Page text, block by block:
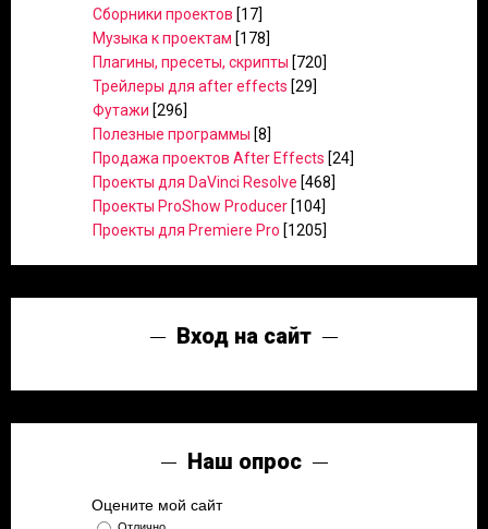
Сборники проектов [17]
Музыка к проектам [178]
Плагины, пресеты, скрипты [720]
Трейлеры для after effects [29]
Футажи [296]
Полезные программы [8]
Продажа проектов After Effects [24]
Проекты для DaVinci Resolve [468]
Проекты ProShow Producer [104]
Проекты для Premiere Pro [1205]
Вход на сайт
Наш опрос
Оцените мой сайт